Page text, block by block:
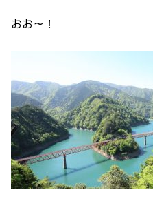
おお～！